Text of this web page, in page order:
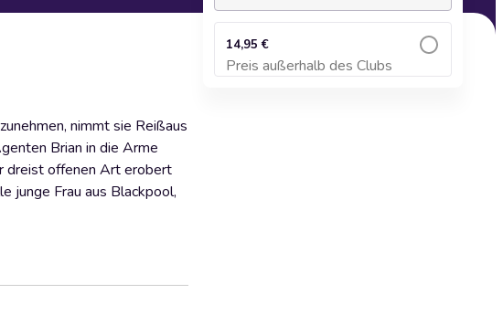
nimmt sie Reißaus
Brian in die Arme
dreist offenen Art erobert
junge Frau aus Blackpool,
14,95 €
Preis außerhalb des Clubs
Zum Warenkorb hinzufügen